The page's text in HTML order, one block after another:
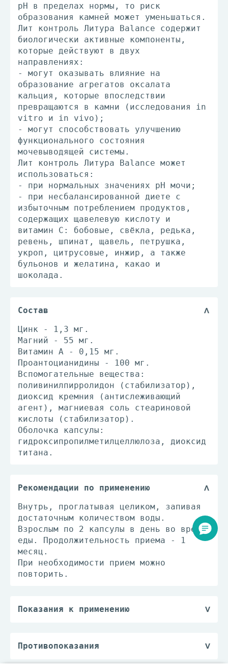
pH в пределах нормы, то риск
образования камней может уменьшаться.
Лит контроль Литура Balance содержит
биологически активные компоненты,
которые действуют в двух
направлениях:
- могут оказывать влияние на
образование агрегатов оксалата
кальция, которые впоследствии
превращаются в камни (исследования in
vitro и in vivo);
- могут способствовать улучшению
функционального состояния
мочевыводящей системы.
Лит контроль Литура Balance может
использоваться:
- при нормальных значениях pH мочи;
- при несбалансированной диете с
избыточным потреблением продуктов,
содержащих щавелевую кислоту и
витамин С: бобовые, свёкла, редька,
ревень, шпинат, щавель, петрушка,
укроп, цитрусовые, инжир, а также
бульонов и желатина, какао и
шоколада.
Состав
Цинк - 1,3 мг.
Магний - 55 мг.
Витамин А - 0,15 мг.
Проантоцианидины - 100 мг.
Вспомогательные вещества:
поливинилпирролидон (стабилизатор),
диоксид кремния (антислеживающий
агент), магниевая соль стеариновой
кислоты (стабилизатор).
Оболочка капсулы:
гидроксипропилметилцеллюлоза, диоксид
титана.
Рекомендации по применению
Внутрь, проглатывая целиком, запивая
достаточным количеством воды.
Взрослым по 2 капсулы в день во время
еды. Продолжительность приема - 1
месяц.
При необходимости прием можно
повторить.
Показания к применению
источника витамина А, цинка, магния и
Противопоказания